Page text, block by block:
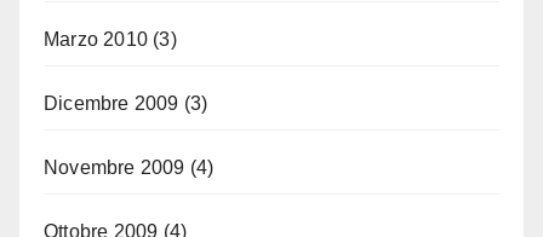
Marzo 2010 (3)
Dicembre 2009 (3)
Novembre 2009 (4)
Ottobre 2009 (4)